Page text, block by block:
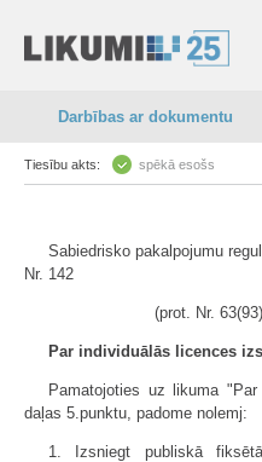
Darbības ar dokumentu
Tiesību akts: spēkā esošs
Sabiedrisko pakalpojumu
Nr. 142
(prot. Nr.
Par individuālās licences
Pamatojoties uz likuma
daļas 5.punktu, padome nolemj:
1. Izsniegt publiskā